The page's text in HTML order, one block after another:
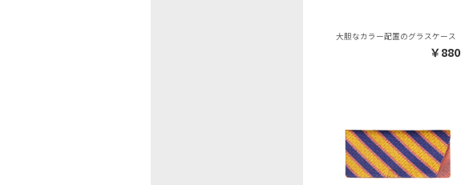
大胆なカラー配置のグラスケース
￥880